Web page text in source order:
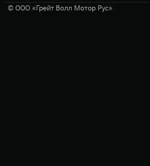
© ООО «Грейт Волл Мотор Рус»